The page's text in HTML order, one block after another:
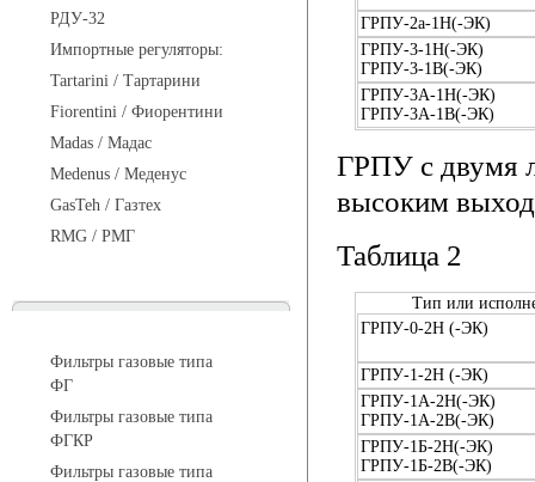
РДУ-32
Импортные регуляторы:
Tartarini / Тартарини
Fiorentini / Фиорентини
Madas / Мадас
Medenus / Меденус
GasTeh / Газтех
RMG / РМГ
Фильтры газовые типа
ФГ
Фильтры газовые типа
ФГКР
Фильтры газовые типа
ГРПУ-2а-1Н(-ЭК)
ГРПУ-3-1Н(-ЭК)
ГРПУ-3-1В(-ЭК)
ГРПУ-3А-1Н(-ЭК)
ГРПУ-3А-1В(-ЭК)
ГРПУ с двумя
высоким
Таблица 2
Тип или
ГРПУ-0-2Н (-ЭК)
ГРПУ-1-2Н (-ЭК)
ГРПУ-1А-2Н(-ЭК)
ГРПУ-1А-2В(-ЭК)
ГРПУ-1Б-2Н(-ЭК)
ГРПУ-1Б-2В(-ЭК)